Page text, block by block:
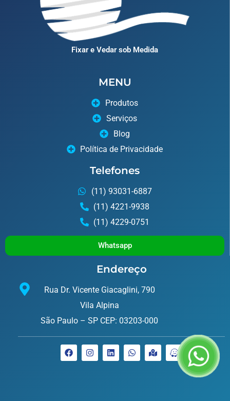
Fixar e Vedar sob Medida
MENU
Produtos
Serviços
Blog
Política de Privacidade
Telefones
(11) 93031-6887
(11) 4221-9938
(11) 4229-0751
Whatsapp
Endereço
Rua Dr. Vicente Giacaglini, 790
Vila Alpina
São Paulo – SP CEP: 03203-000